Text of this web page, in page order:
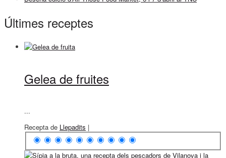
Últimes receptes
Gelea de fruites
...
Recepta de Llepadits |